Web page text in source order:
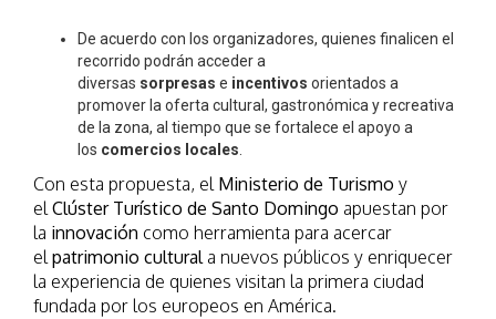
De acuerdo con los organizadores, quienes finalicen el
recorrido podrán acceder a
diversas sorpresas e incentivos orientados a
promover la oferta cultural, gastronómica y recreativa
de la zona, al tiempo que se fortalece el apoyo a
los comercios locales
Con esta propuesta, el Ministerio de Turismo y
elClúster Turístico de Santo Domingo apuestan por
la innovación como herramienta para acercar
elpatrimonio culturala nuevos públicos y enriquecer
la experiencia de quienes visitan la primera ciudad
fundada por los europeos en América.